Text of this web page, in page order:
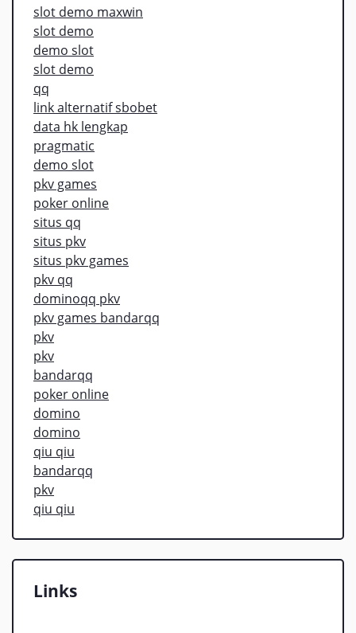
slot demo maxwin
slot demo
demo slot
slot demo
qq
link alternatif sbobet
data hk lengkap
pragmatic
demo slot
pkv games
poker online
situs qq
situs pkv
situs pkv games
pkv qq
dominoqq pkv
pkv games bandarqq
pkv
pkv
bandarqq
poker online
domino
domino
qiu qiu
bandarqq
pkv
qiu qiu
Links